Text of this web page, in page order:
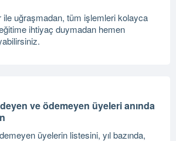
ile uğraşmadan, tüm işlemleri kolayca
ihtiyaç duymadan hemen
ve ödemeyen üyeleri anında
üyelerin listesini, yıl bazında,